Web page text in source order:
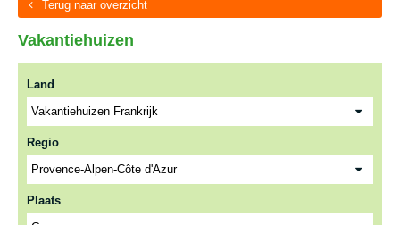
Terug naar overzicht
Vakantiehuizen
Land
Regio
Plaats